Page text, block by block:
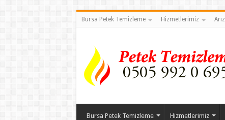
Bursa Petek Temizleme Hizmetlerimiz
Bursa Petek Temizleme Hizmetlerimiz